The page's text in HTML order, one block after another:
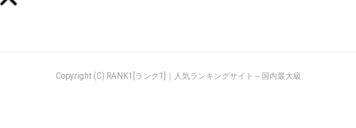
Copyright (C) RANK1[ランク1]｜人気ランキングサイト～国内最大級